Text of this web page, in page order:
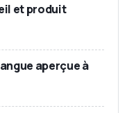
et produit
aperçue à